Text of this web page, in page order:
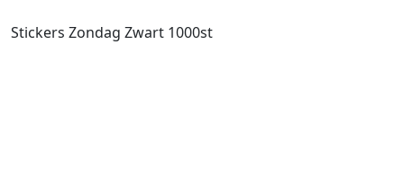
Stickers Zondag Zwart 1000st